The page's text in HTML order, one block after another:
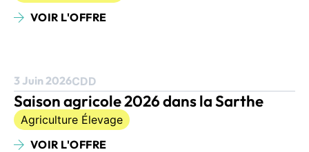
VOIR L'OFFRE
3 Juin 2026CDD
Saison agricole 2026 dans la Sarthe
Agriculture Élevage
VOIR L'OFFRE